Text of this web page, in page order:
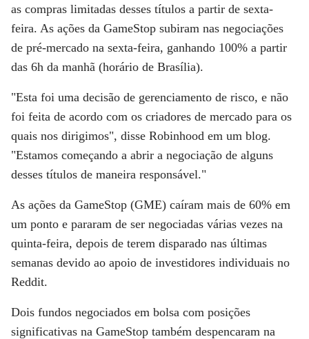
as compras limitadas desses títulos a partir de sexta-
feira. As ações da GameStop subiram nas negociações
de pré-mercado na sexta-feira, ganhando 100% a partir
das 6h da manhã (horário de Brasília).
"Esta foi uma decisão de gerenciamento de risco, e não
foi feita de acordo com os criadores de mercado para os
quais nos dirigimos", disse Robinhood em um blog.
"Estamos começando a abrir a negociação de alguns
desses títulos de maneira responsável."
As ações da GameStop (GME) caíram mais de 60% em
um ponto e pararam de ser negociadas várias vezes na
quinta-feira, depois de terem disparado nas últimas
semanas devido ao apoio de investidores individuais no
Reddit.
Dois fundos negociados em bolsa com posições
significativas na GameStop também despencaram na